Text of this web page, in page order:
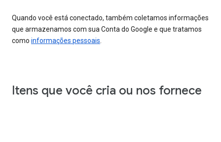
Quando você está conectado, também coletamos informações
que armazenamos com sua Conta do Google e que tratamos
como informações pessoais
Itens que você cria ou nos fornece